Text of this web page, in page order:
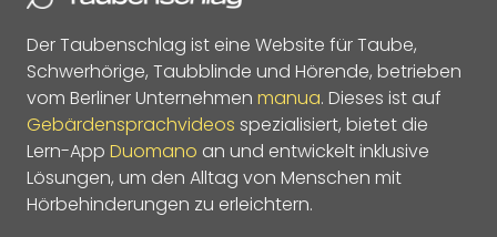
Der Taubenschlag ist eine Website für Taube,
Schwerhörige, Taubblinde und Hörende, betrieben
vom Berliner Unternehmen manua. Dieses ist auf
Gebärdensprachvideos spezialisiert, bietet die
Lern-App Duomano an und entwickelt inklusive
Lösungen, um den Alltag von Menschen mit
Hörbehinderungen zu erleichtern.